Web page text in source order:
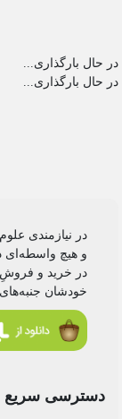
در حال بارگذاری...
در حال بارگذاری...
در نیازمندی
و هیچ واسطه‌ای
در خرید و فروشِ
خودشان جنبه‌های
دسترسی سریع